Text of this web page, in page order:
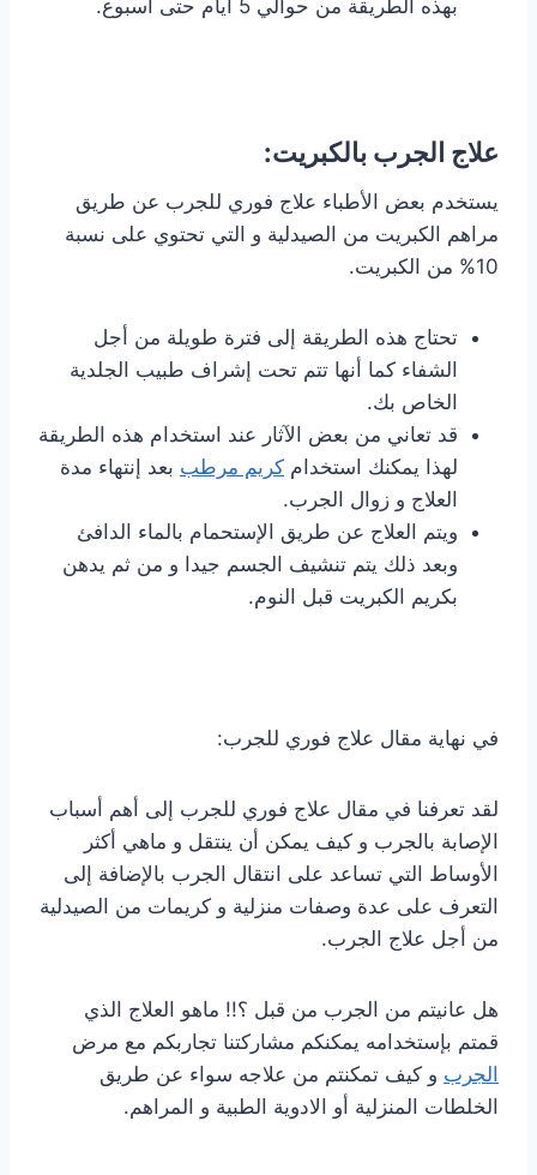
بهذه الطريقة من حوالي 5 أيام حتى أسبوع.
علاج الجرب بالكبريت:
يستخدم بعض الأطباء علاج فوري للجرب عن طريق
مراهم الكبريت من الصيدلية و التي تحتوي على نسبة
10% من الكبريت.
تحتاج هذه الطريقة إلى فترة طويلة من أجل
الشفاء كما أنها تتم تحت إشراف طبيب الجلدية
الخاص بك.
قد تعاني من بعض الآثار عند استخدام هذه الطريقة
لهذا يمكنك استخدام كريم مرطب بعد إنتهاء مدة
العلاج و زوال الجرب.
ويتم العلاج عن طريق الإستحمام بالماء الدافئ
وبعد ذلك يتم تنشيف الجسم جيدا و من ثم يدهن
بكريم الكبريت قبل النوم.
في نهاية مقال علاج فوري للجرب:
لقد تعرفنا في مقال علاج فوري للجرب إلى أهم أسباب
الإصابة بالجرب و كيف يمكن أن ينتقل و ماهي أكثر
الأوساط التي تساعد على انتقال الجرب بالإضافة إلى
التعرف على عدة وصفات منزلية و كريمات من الصيدلية
من أجل علاج الجرب.
هل عانيتم من الجرب من قبل ؟!! ماهو العلاج الذي
قمتم بإستخدامه يمكنكم مشاركتنا تجاربكم مع مرض
الجرب و كيف تمكنتم من علاجه سواء عن طريق
الخلطات المنزلية أو الادوية الطبية و المراهم.